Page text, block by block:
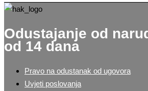
Odustajanje od
od 14 dana
Pravo na odustanak od ugovora
Uvjeti poslovanja